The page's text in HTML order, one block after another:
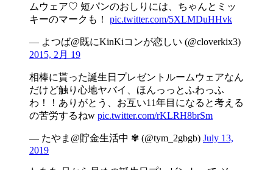
ムウェア♡ 短パンのおしりには、ちゃんとミッ
キーのマークも！ pic.twitter.com/5XLMDuHHvk
— よつば@既にKinKiコンが恋しい (@cloverkix3)
2015, 2月 19
相棒に貰った誕生日プレゼントルームウェアなん
だけど触り心地ヤバイ、ほんっっとふわっふ
わ！！ありがとう、お互い11年目になると考える
の苦労するねw pic.twitter.com/rKLRH8brSm
— たやま@貯金生活中 ✾ (@tym_2gbgb) July 13,
2019